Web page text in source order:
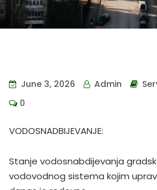
June 3, 2026 Admin
0
VODOSNADBIJEVANJE:
Stanje vodosnabdijevanja
vodovodnog sistema kojim